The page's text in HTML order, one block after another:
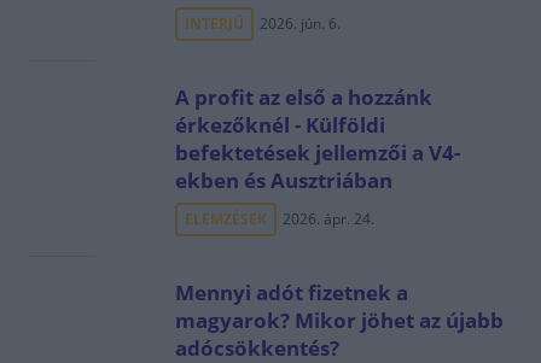
INTERJÚ 2026. jún. 6.
A profit az első a hozzánk
érkezőknél - Külföldi
befektetések jellemzői a V4-
ekben és Ausztriában
ELEMZÉSEK 2026. ápr. 24.
Mennyi adót fizetnek a
magyarok? Mikor jöhet az újabb
adócsökkentés?